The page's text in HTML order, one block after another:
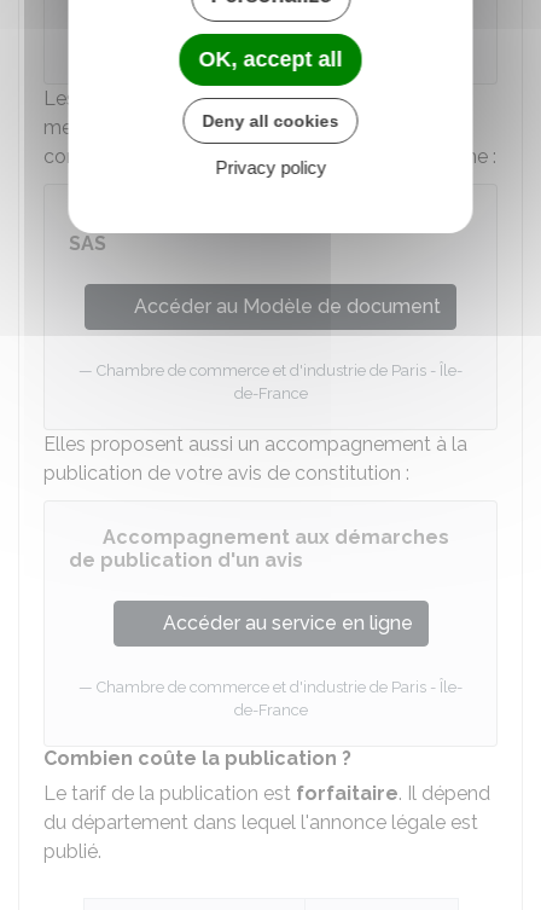
Actulegales.fr
Les chambres de commerce et de l'industrie
mettent à disposition un modèle d'avis de
constitution pour vous aider dans votre démarche :
SAS
Accéder au Modèle de document
Chambre de commerce et d'industrie de Paris - Île-
de-France
Elles proposent aussi un accompagnement à la
publication de votre avis de constitution :
Accompagnement aux démarches
de publication d'un avis
Accéder au service en ligne
Chambre de commerce et d'industrie de Paris - Île-
de-France
Combien coûte la publication ?
Le tarif de la publication est forfaitaire. Il dépend
du département dans lequel l'annonce légale est
publié.
OK, accept all
Deny all cookies
Privacy policy